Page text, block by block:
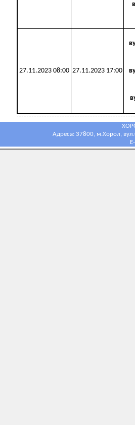
27.11.2023 08:00 27.11.2023 17:00
Адреса: 37800, м.Хорол,